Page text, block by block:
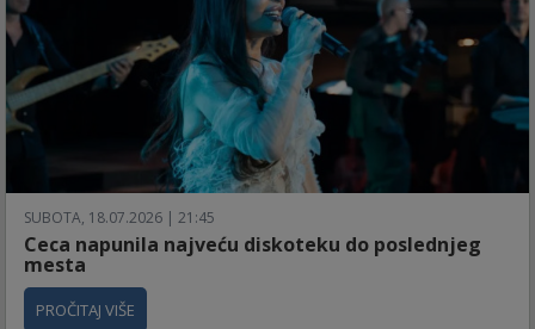
SUBOTA, 18.07.2026 | 21:45
Ceca napunila najveću diskoteku do poslednjeg
mesta
PROČITAJ VIŠE